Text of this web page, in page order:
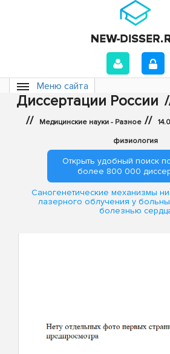
Меню сайта
Диссертации России
// Медицинские науки - Разное //
физиология
Открыть удобный поиск
более 800 000
Саногенетические механизмы
лазерного облучения у
болезнью